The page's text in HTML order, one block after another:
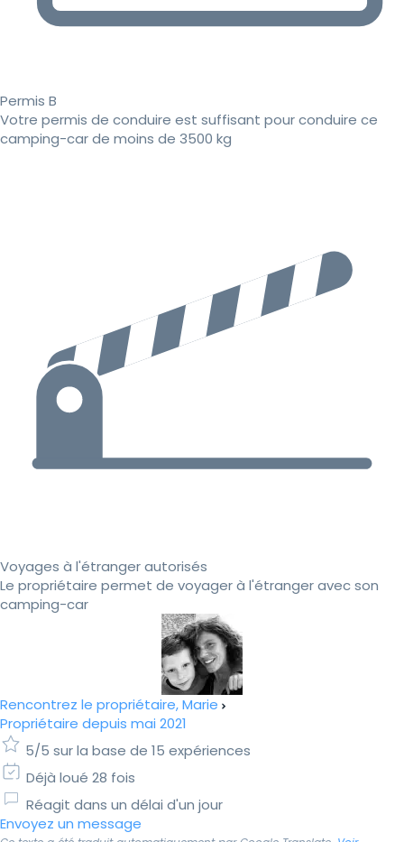
Permis B
Votre permis de conduire est suffisant pour conduire ce
camping-car de moins de 3500 kg
Voyages à l'étranger autorisés
Le propriétaire permet de voyager à l'étranger avec son
camping-car
Rencontrez le propriétaire, Marie
Propriétaire depuis mai 2021
5/5 sur la base de 15 expériences
Déjà loué 28 fois
Réagit dans un délai d'un jour
Envoyez un message